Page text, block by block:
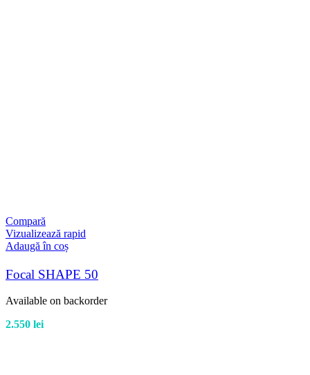
Compară
Vizualizează rapid
Adaugă în coș
Focal SHAPE 50
Available on backorder
2.550 lei